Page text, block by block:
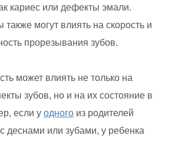
кариес или дефекты эмали.
также могут влиять на скорость и
прорезывания зубов.
может влиять не только на
зубов, но и на их состояние в
если у одного из родителей
с деснами или зубами, у ребенка